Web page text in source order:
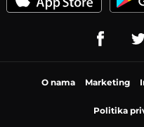
O nama Marketing
Politika